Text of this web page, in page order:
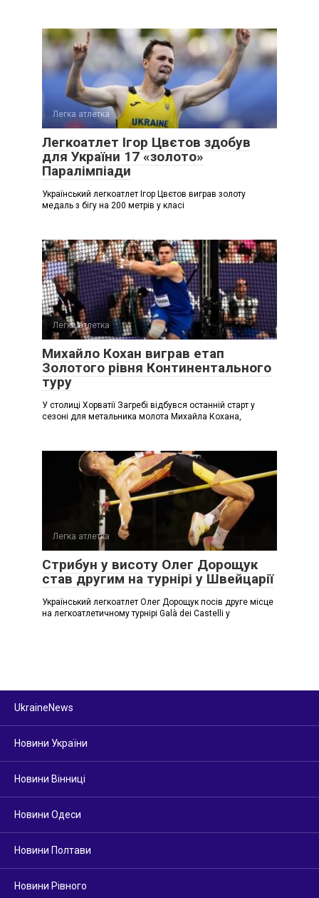
Легка атлетка
Легкоатлет Ігор Цвєтов здобув
для України 17 «золото»
Паралімпіади
Український легкоатлет Ігор Цвєтов виграв золоту
медаль з бігу на 200 метрів у класі
Легка атлетка
Михайло Кохан виграв етап
Золотого рівня Континентального
туру
У столиці Хорватії Загребі відбувся останній старт у
сезоні для метальника молота Михайла Кохана,
Легка атлетка
Стрибун у висоту Олег Дорощук
став другим на турнірі у Швейцарії
Український легкоатлет Олег Дорощук посів друге місце
на легкоатлетичному турнірі Galà dei Castelli у
UkraineNews
Новини України
Новини Вінниці
Новини Одеси
Новини Полтави
Новини Рівного